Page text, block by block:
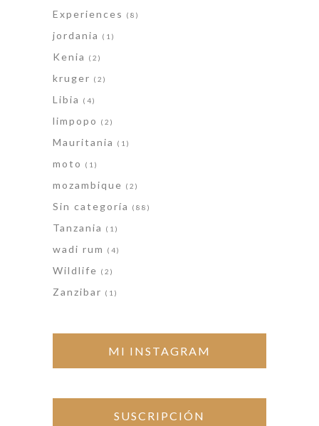
Experiences (8)
jordania (1)
Kenia (2)
kruger (2)
Libia (4)
limpopo (2)
Mauritania (1)
moto (1)
mozambique (2)
Sin categoría (88)
Tanzania (1)
wadi rum (4)
Wildlife (2)
Zanzibar (1)
MI INSTAGRAM
SUSCRIPCIÓN